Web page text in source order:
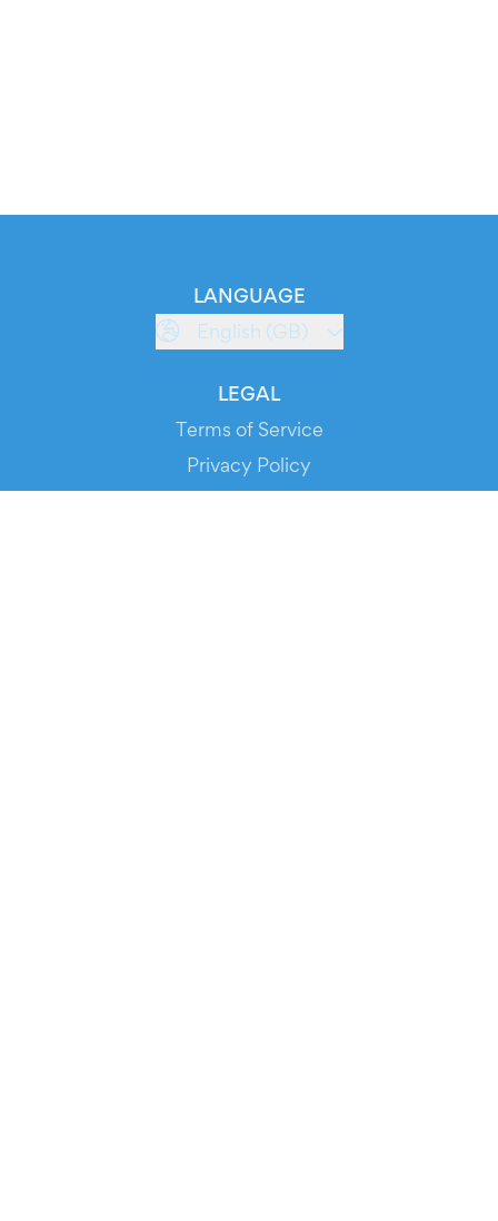
LANGUAGE
English (GB)
LEGAL
Terms of Service
Privacy Policy